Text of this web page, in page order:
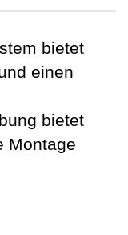
bietet
einen
bietet
Montage